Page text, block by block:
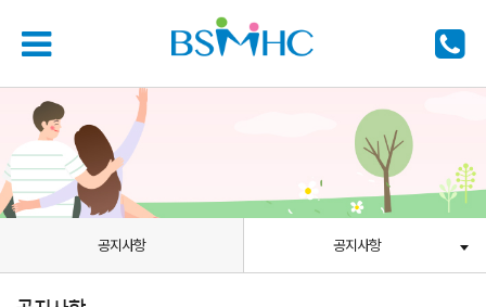
공지사항 공지사항